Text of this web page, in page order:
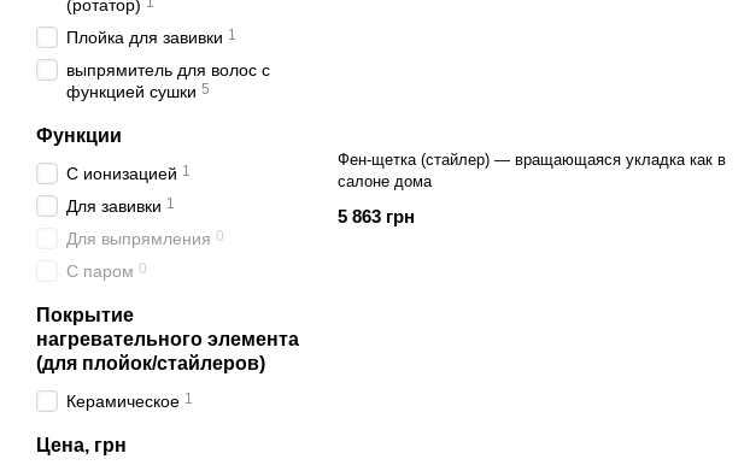
Фен-щетка (стайлер) — вращающаяся укладка как в
салоне дома
5 863 грн
(ротатор)
Плойка для завивки 1
выпрямитель для волос с
функцией сушки 5
Функции
С ионизацией 1
Для завивки 1
Для выпрямления 0
С паром 0
Покрытие
нагревательного элемента
(для плойок/стайлеров)
Керамическое 1
Цена, грн